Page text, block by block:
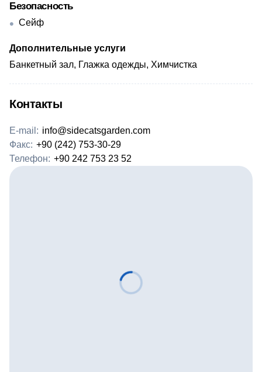
Безопасность
Сейф
Дополнительные услуги
Банкетный зал, Глажка одежды, Химчистка
Контакты
E-mail: info@sidecatsgarden.com
Факс: +90 (242) 753-30-29
Телефон: +90 242 753 23 52